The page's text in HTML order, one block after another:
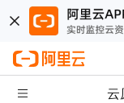
云